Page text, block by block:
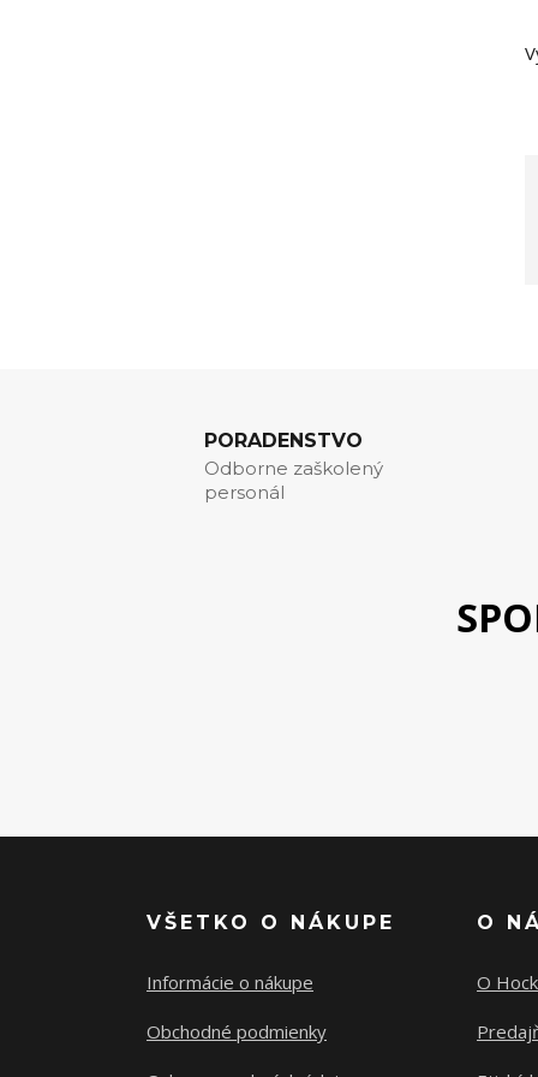
PORADENSTVO
Odborne zaškolený
personál
VŠETKO O NÁKUPE
Informácie o nákupe
Obchodné podmienky
O
O